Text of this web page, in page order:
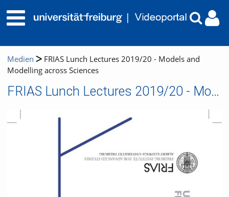
Medien
FRIAS Lunch Lectures 2019/20 - Models and
Modelling across Sciences
FRIAS Lunch Lectures 2019/20 - Models and Modelling across Sciences